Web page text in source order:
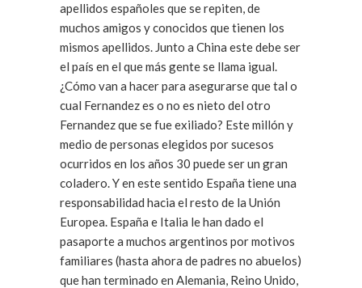
apellidos españoles que se repiten, de
muchos amigos y conocidos que tienen los
mismos apellidos. Junto a China este debe ser
el país en el que más gente se llama igual.
¿Cómo van a hacer para asegurarse que tal o
cual Fernandez es o no es nieto del otro
Fernandez que se fue exiliado? Este millón y
medio de personas elegidos por sucesos
ocurridos en los años 30 puede ser un gran
coladero. Y en este sentido España tiene una
responsabilidad hacia el resto de la Unión
Europea. España e Italia le han dado el
pasaporte a muchos argentinos por motivos
familiares (hasta ahora de padres no abuelos)
que han terminado en Alemania, Reino Unido,